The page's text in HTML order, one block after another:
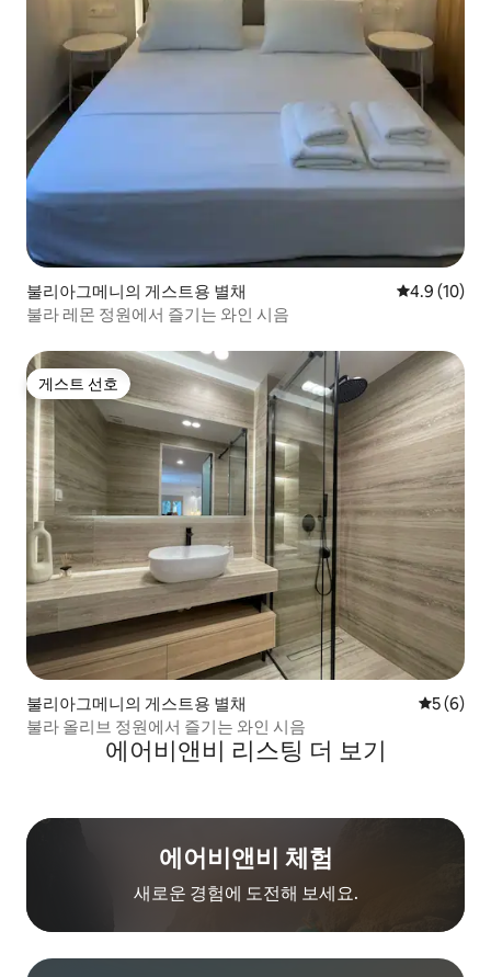
불리아그메니의 게스트용 별채 평점 4.9점(5
4.9 (10)
불라 레몬 정원에서 즐기는 와인 시음
게스트 선호
게스트 선호
불리아그메니의 게스트용 별채 평점 5점
5 (6)
불라 올리브 정원에서 즐기는 와인 시음
에어비앤비 리스팅 더 보기
에어비앤비 체험
새로운 경험에 도전해 보세요.